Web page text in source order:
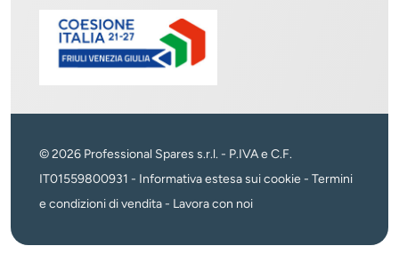
© 2026 Professional Spares s.r.l. - P.IVA e C.F.
IT01559800931 - Informativa estesa sui cookie - Termini
e condizioni di vendita- Lavora con noi